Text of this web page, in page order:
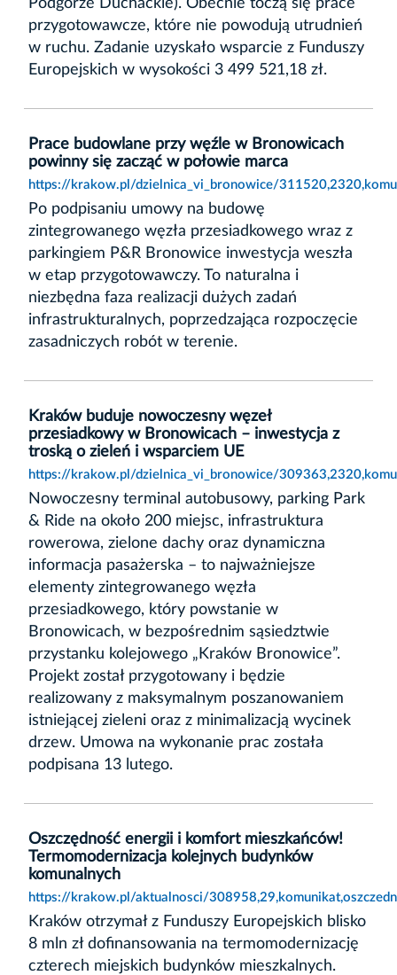
Podgórze Duchackie). Obecnie toczą się prace
przygotowawcze, które nie powodują utrudnień
w ruchu. Zadanie uzyskało wsparcie z Funduszy
Europejskich w wysokości 3 499 521,18 zł.
Prace budowlane przy węźle w Bronowicach
powinny się zacząć w połowie marca
https://krakow.pl/dzielnica_vi_bronowice/
Po podpisaniu umowy na budowę
zintegrowanego węzła przesiadkowego wraz z
parkingiem P&R Bronowice inwestycja weszła
w etap przygotowawczy. To naturalna i
niezbędna faza realizacji dużych zadań
infrastrukturalnych, poprzedzająca rozpoczęcie
zasadniczych robót w terenie.
Kraków buduje nowoczesny węzeł
przesiadkowy w Bronowicach – inwestycja z
troską o zieleń i wsparciem UE
https://krakow.pl/dzielnica_vi_bronowice/
Nowoczesny terminal autobusowy, parking Park
& Ride na około 200 miejsc, infrastruktura
rowerowa, zielone dachy oraz dynamiczna
informacja pasażerska – to najważniejsze
elementy zintegrowanego węzła
przesiadkowego, który powstanie w
Bronowicach, w bezpośrednim sąsiedztwie
przystanku kolejowego „Kraków Bronowice”.
Projekt został przygotowany i będzie
realizowany z maksymalnym poszanowaniem
istniejącej zieleni oraz z minimalizacją wycinek
drzew. Umowa na wykonanie prac została
podpisana 13 lutego.
Oszczędność energii i komfort mieszkańców!
Termomodernizacja kolejnych budynków
komunalnych
https://krakow.pl/aktualnosci/
Kraków otrzymał z Funduszy Europejskich blisko
8 mln zł dofinansowania na termomodernizację
czterech miejskich budynków mieszkalnych.